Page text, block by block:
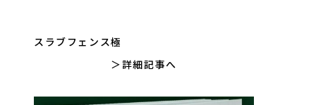
スラブフェンス極
詳細記事へ